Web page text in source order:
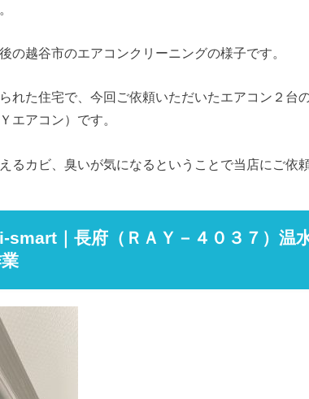
の越谷市のエアコンクリーニングの様子です。
れた住宅で、今回ご依頼いただいたエアコン２台
エアコン）です。
るカビ、臭いが気になるということで当店にご依
smart｜長府（ＲＡＹ－４０３７）温